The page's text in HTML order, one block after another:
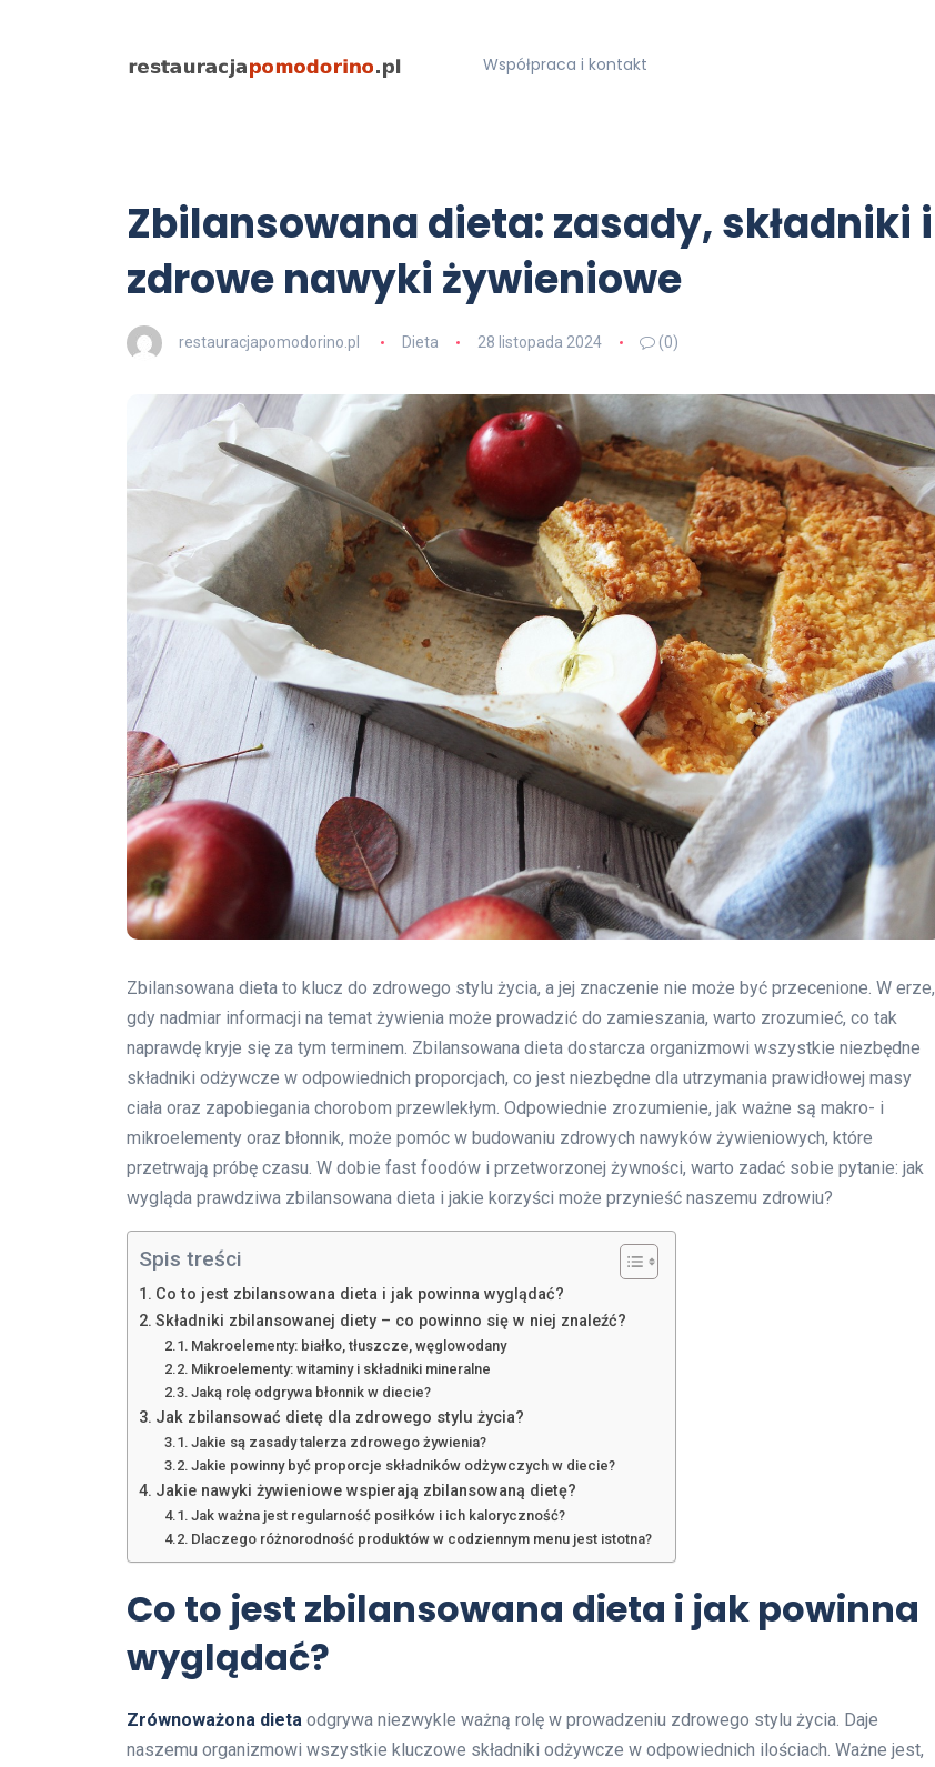
Współpraca i kontakt
Zbilansowana dieta: zasady, składniki i
zdrowe nawyki żywieniowe
restauracjapomodorino.pl Dieta 28 listopada 2024 (0)
Zbilansowana dieta to klucz do zdrowego stylu życia, a jej znaczenie nie może być przecenione. W erze,
gdy nadmiar informacji na temat żywienia może prowadzić do zamieszania, warto zrozumieć, co tak
naprawdę kryje się za tym terminem. Zbilansowana dieta dostarcza organizmowi wszystkie niezbędne
składniki odżywcze w odpowiednich proporcjach, co jest niezbędne dla utrzymania prawidłowej masy
ciała oraz zapobiegania chorobom przewlekłym. Odpowiednie zrozumienie, jak ważne są makro- i
mikroelementy oraz błonnik, może pomóc w budowaniu zdrowych nawyków żywieniowych, które
przetrwają próbę czasu. W dobie fast foodów i przetworzonej żywności, warto zadać sobie pytanie: jak
wygląda prawdziwa zbilansowana dieta i jakie korzyści może przynieść naszemu zdrowiu?
Spis treści
Co to jest zbilansowana dieta i jak powinna wyglądać?
Składniki zbilansowanej diety – co powinno się w niej znaleźć?
Makroelementy: białko, tłuszcze, węglowodany
Mikroelementy: witaminy i składniki mineralne
Jaką rolę odgrywa błonnik w diecie?
Jak zbilansować dietę dla zdrowego stylu życia?
Jakie są zasady talerza zdrowego żywienia?
Jakie powinny być proporcje składników odżywczych w diecie?
Jakie nawyki żywieniowe wspierają zbilansowaną dietę?
Jak ważna jest regularność posiłków i ich kaloryczność?
Dlaczego różnorodność produktów w codziennym menu jest istotna?
Co to jest zbilansowana dieta i jak powinna
wyglądać?
Zrównoważona dieta odgrywa niezwykle ważną rolę w prowadzeniu zdrowego stylu życia. Daje
naszemu organizmowi wszystkie kluczowe składniki odżywcze w odpowiednich ilościach. Ważne jest,